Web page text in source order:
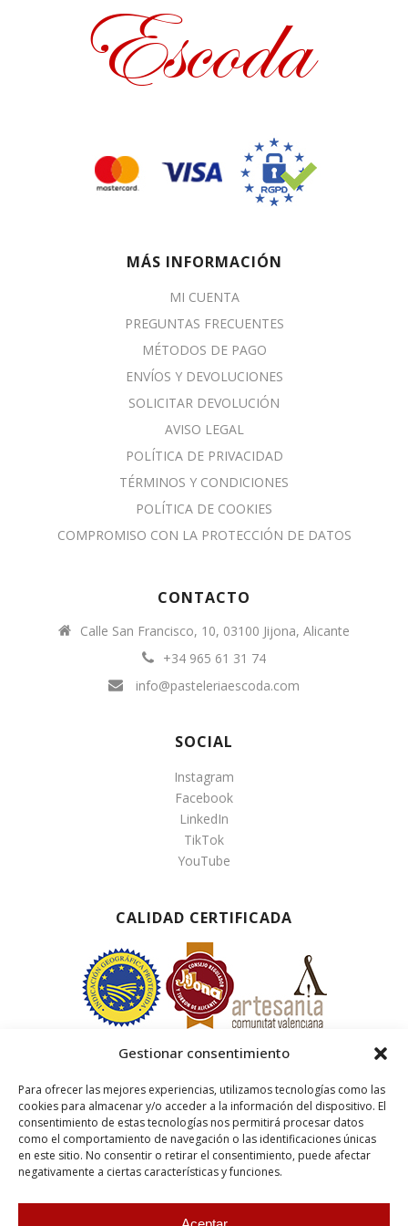
Gestionar consentimiento
Para ofrecer las mejores experiencias, utilizamos tecnologías como las
cookies para almacenar y/o acceder a la información del dispositivo. El
consentimiento de estas tecnologías nos permitirá procesar datos
como el comportamiento de navegación o las identificaciones únicas
en este sitio. No consentir o retirar el consentimiento, puede afectar
negativamente a ciertas características y funciones.
MÁS INFORMACIÓN
MI CUENTA
PREGUNTAS FRECUENTES
MÉTODOS DE PAGO
ENVÍOS Y DEVOLUCIONES
SOLICITAR DEVOLUCIÓN
AVISO LEGAL
POLÍTICA DE PRIVACIDAD
TÉRMINOS Y CONDICIONES
POLÍTICA DE COOKIES
COMPROMISO CON LA PROTECCIÓN DE DATOS
CONTACTO
Calle San Francisco, 10, 03100 Jijona, Alicante
+34 965 61 31 74
info@pasteleriaescoda.com
SOCIAL
Instagram
Facebook
LinkedIn
TikTok
YouTube
CALIDAD CERTIFICADA